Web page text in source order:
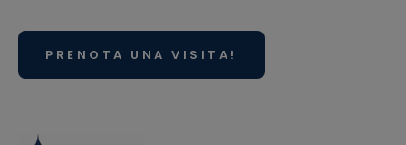
PRENOTA UNA VISITA!